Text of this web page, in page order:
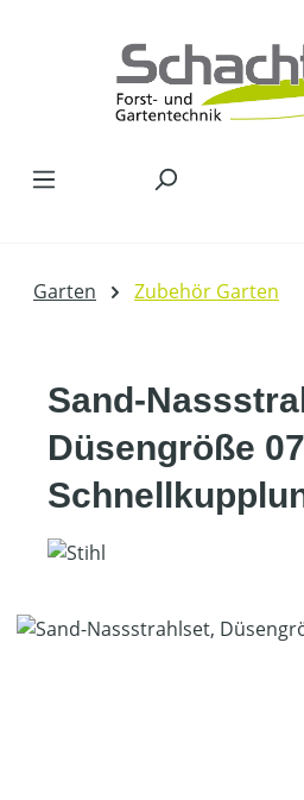
Garten Zubehör Garten
Sand-
Düsengröße
Bildergalerie überspringen